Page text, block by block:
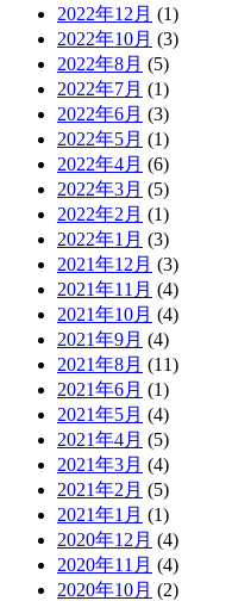
2022年12月 (1)
2022年10月 (3)
2022年8月 (5)
2022年7月 (1)
2022年6月 (3)
2022年5月 (1)
2022年4月 (6)
2022年3月 (5)
2022年2月 (1)
2022年1月 (3)
2021年12月 (3)
2021年11月 (4)
2021年10月 (4)
2021年9月 (4)
2021年8月 (11)
2021年6月 (1)
2021年5月 (4)
2021年4月 (5)
2021年3月 (4)
2021年2月 (5)
2021年1月 (1)
2020年12月 (4)
2020年11月 (4)
2020年10月 (2)